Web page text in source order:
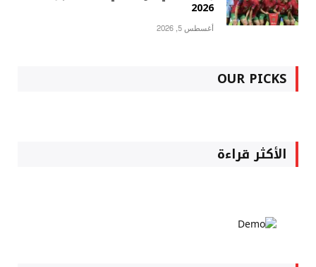
2026
أغسطس 5, 2026
OUR PICKS
الأكثر قراءة